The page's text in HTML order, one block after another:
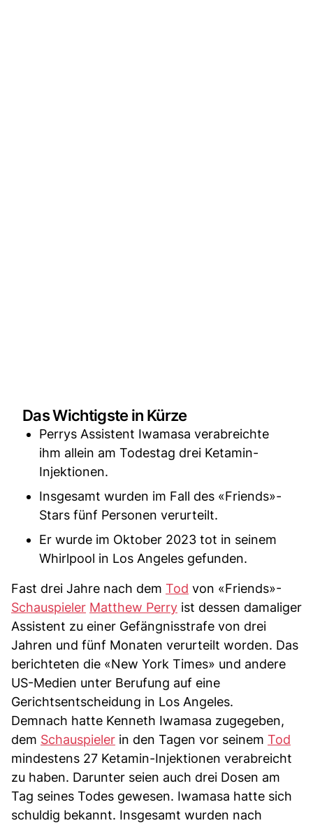
Das Wichtigste in Kürze
Perrys Assistent Iwamasa verabreichte
ihm allein am Todestag drei Ketamin-
Injektionen.
Insgesamt wurden im Fall des «Friends»-
Stars fünf Personen verurteilt.
Er wurde im Oktober 2023 tot in seinem
Whirlpool in Los Angeles gefunden.
Fast drei Jahre nach dem Tod von «Friends»-
Schauspieler Matthew Perry ist dessen damaliger
Assistent zu einer Gefängnisstrafe von drei
Jahren und fünf Monaten verurteilt worden. Das
berichteten die «New York Times» und andere
US-Medien unter Berufung auf eine
Gerichtsentscheidung in Los Angeles.
Demnach hatte Kenneth Iwamasa zugegeben,
dem Schauspieler in den Tagen vor seinem Tod
mindestens 27 Ketamin-Injektionen verabreicht
zu haben. Darunter seien auch drei Dosen am
Tag seines Todes gewesen. Iwamasa hatte sich
schuldig bekannt. Insgesamt wurden nach